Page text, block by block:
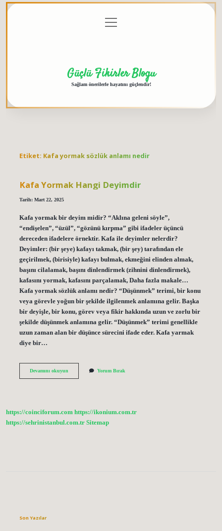
menüyü
aç
Güçlü Fikirler Blogu
Sağlam önerilerle hayatını güçlendir!
Etiket: Kafa yormak sözlük anlamı nedir
Kafa Yormak Hangi Deyimdir
Tarih: Mart 22, 2025
Kafa yormak bir deyim midir? “Aklına geleni söyle”,
“endişelen”, “üzül”, “gözünü kırpma” gibi ifadeler üçüncü
dereceden ifadelere örnektir. Kafa ile deyimler nelerdir?
Deyimler: (bir şeye) kafayı takmak, (bir şey) tarafından ele
geçirilmek, (birisiyle) kafayı bulmak, ekmeğini elinden almak,
başını cilalamak, başını dinlendirmek (zihnini dinlendirmek),
kafasını yormak, kafasını parçalamak, Daha fazla makale…
Kafa yormak sözlük anlamı nedir? “Düşünmek” terimi, bir konu
veya görevle yoğun bir şekilde ilgilenmek anlamına gelir. Başka
bir deyişle, bir konu, görev veya fikir hakkında uzun ve zorlu bir
şekilde düşünmek anlamına gelir. “Düşünmek” terimi genellikle
uzun zaman alan bir düşünce sürecini ifade eder. Kafa yarmak
diye bir…
Devamını okuyunKafa
Yorum Bırak
https://coinciforum.com https://ikonium.com.tr
https://sehrinistanbul.com.tr Sitemap
Son Yazılar